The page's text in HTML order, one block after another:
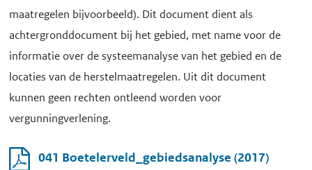
maatregelen bijvoorbeeld). Dit document dient als
achtergronddocument bij het gebied, met name voor de
informatie over de systeemanalyse van het gebied en de
locaties van de herstelmaatregelen. Uit dit document
kunnen geen rechten ontleend worden voor
vergunningverlening.
041 Boetelerveld_gebiedsanalyse (2017)